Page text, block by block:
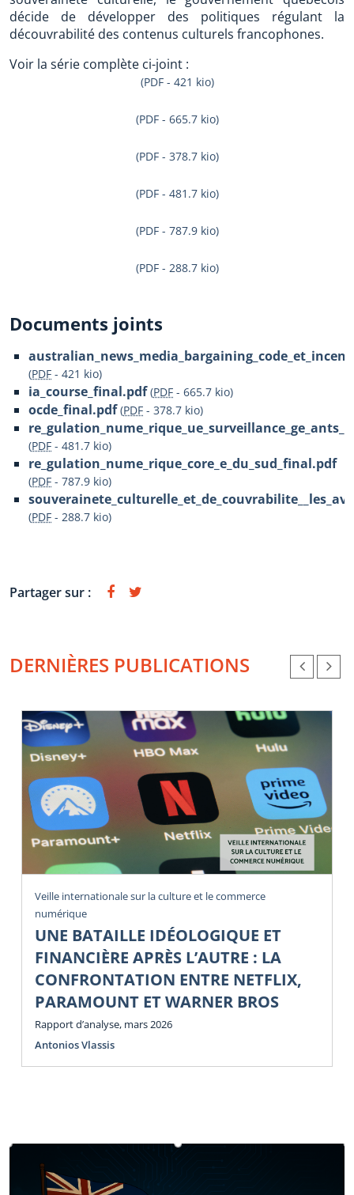
décide de développer des politiques régulant la
découvrabilité des contenus culturels francophones.
Voir la série complète ci-joint :
(PDF - 421 kio)
(PDF - 665.7 kio)
(PDF - 378.7 kio)
(PDF - 481.7 kio)
(PDF - 787.9 kio)
(PDF - 288.7 kio)
Documents joints
(PDF - 421 kio)
ia_course_final.pdf (PDF - 665.7 kio)
ocde_final.pdf (PDF - 378.7 kio)
(PDF - 481.7 kio)
re_gulation_nume_rique_core_e_du_sud_final.pdf
(PDF - 787.9 kio)
(PDF - 288.7 kio)
Partager sur :
DERNIÈRES PUBLICATIONS
Veille internationale sur la culture et le commerce
numérique
UNE BATAILLE IDÉOLOGIQUE ET
FINANCIÈRE APRÈS L’AUTRE : LA
CONFRONTATION ENTRE NETFLIX,
PARAMOUNT ET WARNER BROS
Rapport d’analyse, mars 2026
Antonios Vlassis